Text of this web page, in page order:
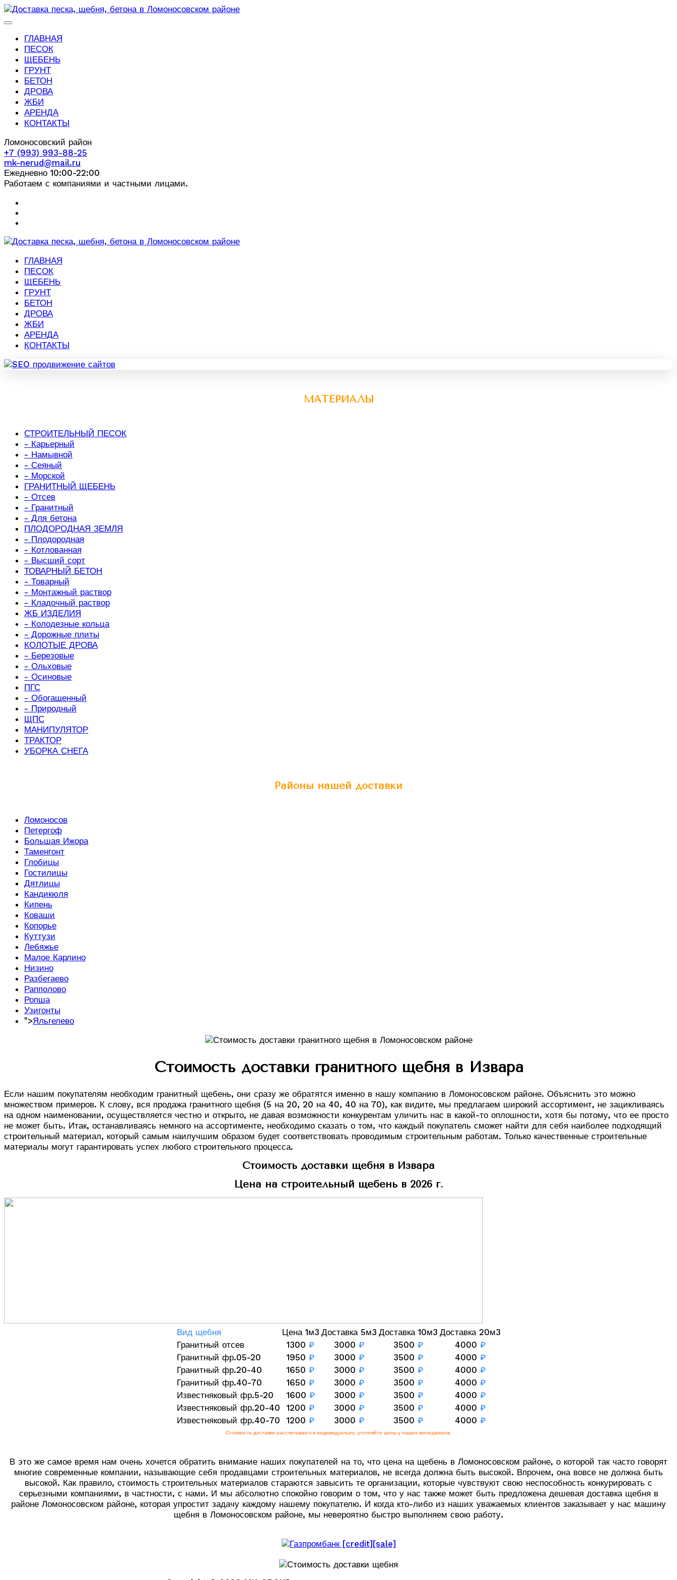
ГЛАВНАЯ
ПЕСОК
ЩЕБЕНЬ
ГРУНТ
БЕТОН
ДРОВА
ЖБИ
АРЕНДА
КОНТАКТЫ
Ломоносовский район
+7 (993) 993-88-25
mk-nerud@mail.ru
Ежедневно 10:00-22:00
Работаем с компаниями и частными лицами.
ГЛАВНАЯ
ПЕСОК
ЩЕБЕНЬ
ГРУНТ
БЕТОН
ДРОВА
ЖБИ
АРЕНДА
КОНТАКТЫ
МАТЕРИАЛЫ
СТРОИТЕЛЬНЫЙ ПЕСОК
- Карьерный
- Намывной
- Сеяный
- Морской
ГРАНИТНЫЙ ЩЕБЕНЬ
- Отсев
- Гранитный
- Для бетона
ПЛОДОРОДНАЯ ЗЕМЛЯ
- Плодородная
- Котлованная
- Высший сорт
ТОВАРНЫЙ БЕТОН
- Товарный
- Монтажный раствор
- Кладочный раствор
ЖБ ИЗДЕЛИЯ
- Колодезные кольца
- Дорожные плиты
КОЛОТЫЕ ДРОВА
- Березовые
- Ольховые
- Осиновые
ПГС
- Обогащенный
- Природный
ЩПС
МАНИПУЛЯТОР
ТРАКТОР
УБОРКА СНЕГА
Районы нашей доставки
Ломоносов
Петергоф
Большая Ижора
Таменгонт
Глобицы
Гостилицы
Дятлицы
Кандикюля
Кипень
Коваши
Копорье
Куттузи
Лебяжье
Малое Карлино
Низино
Разбегаево
Рапполово
Ропша
Узигонты
">Яльгелево
Стоимость доставки гранитного щебня в Извара
Если нашим покупателям необходим гранитный щебень, они сразу же обратятся именно в нашу компанию в Ломоносовском районе. Объяснить это можно
множеством примеров. К слову, вся продажа гранитного щебня (5 на 20, 20 на 40, 40 на 70), как видите, мы предлагаем широкий ассортимент, не зацикливаясь
на одном наименовании, осуществляется честно и открыто, не давая возможности конкурентам уличить нас в какой-то оплошности, хотя бы потому, что ее просто
не может быть. Итак, останавливаясь немного на ассортименте, необходимо сказать о том, что каждый покупатель сможет найти для себя наиболее подходящий
строительный материал, который самым наилучшим образом будет соответствовать проводимым строительным работам. Только качественные строительные
материалы могут гарантировать успех любого строительного процесса.
Стоимость доставки щебня в Извара
Цена на строительный щебень в 2026 г.
Вид щебня Цена 1м3 Доставка 5м3 Доставка 10м3 Доставка 20м3
Гранитный отсев
1300 ₽ 3000 ₽ 3500 ₽ 4000 ₽
Гранитный фр.05-20
1950 ₽ 3000 ₽ 3500 ₽ 4000 ₽
Гранитный фр.20-40
1650 ₽ 3000 ₽ 3500 ₽ 4000 ₽
Гранитный фр.40-70
1650 ₽ 3000 ₽ 3500 ₽ 4000 ₽
Известняковый фр.5-20
1600 ₽ 3000 ₽ 3500 ₽ 4000 ₽
Известняковый фр.20-40
1200 ₽ 3000 ₽ 3500 ₽ 4000 ₽
Известняковый фр.40-70
1200 ₽ 3000 ₽ 3500 ₽ 4000 ₽
Стоимость доставки рассчитывается индивидуально, уточняйте цены у наших менеджеров.
В это же самое время нам очень хочется обратить внимание наших покупателей на то, что цена на щебень в Ломоносовском районе, о которой так часто говорят
многие современные компании, называющие себя продавцами строительных материалов, не всегда должна быть высокой. Впрочем, она вовсе не должна быть
высокой. Как правило, стоимость строительных материалов стараются завысить те организации, которые чувствуют свою неспособность конкурировать с
серьезными компаниями, в частности, с нами. И мы абсолютно спокойно говорим о том, что у нас также может быть предложена дешевая доставка щебня в
районе Ломоносовском районе, которая упростит задачу каждому нашему покупателю. И когда кто-либо из наших уважаемых клиентов заказывает у нас машину
щебня в Ломоносовском районе, мы невероятно быстро выполняем свою работу.